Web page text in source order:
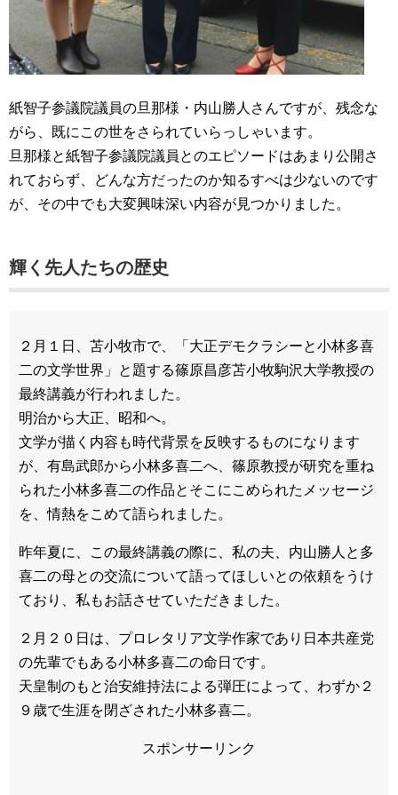
紙智子参議院議員の旦那様・内山勝人さんですが、残念な
がら、既にこの世をさられていらっしゃいます。
旦那様と紙智子参議院議員とのエピソードはあまり公開さ
れておらず、どんな方だったのか知るすべは少ないのです
が、その中でも大変興味深い内容が見つかりました。
輝く先人たちの歴史
２月１日、苫小牧市で、「大正デモクラシーと小林多喜
二の文学世界」と題する篠原昌彦苫小牧駒沢大学教授の
最終講義が行われました。
明治から大正、昭和へ。
文学が描く内容も時代背景を反映するものになります
が、有島武郎から小林多喜二へ、篠原教授が研究を重ね
られた小林多喜二の作品とそこにこめられたメッセージ
を、情熱をこめて語られました。
昨年夏に、この最終講義の際に、私の夫、内山勝人と多
喜二の母との交流について語ってほしいとの依頼をうけ
ており、私もお話させていただきました。
２月２０日は、プロレタリア文学作家であり日本共産党
の先輩でもある小林多喜二の命日です。
天皇制のもと治安維持法による弾圧によって、わずか２
９歳で生涯を閉ざされた小林多喜二。
スポンサーリンク